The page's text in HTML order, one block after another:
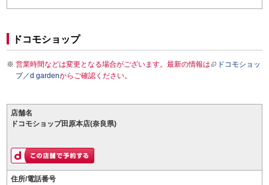
ドコモショップ
営業時間などは変更となる場合がございます。最新の情報は
ドコモショッ
プ／d gardenからご確認ください。
店舗名
ドコモショップ田原本店(奈良県)
住所/電話番号